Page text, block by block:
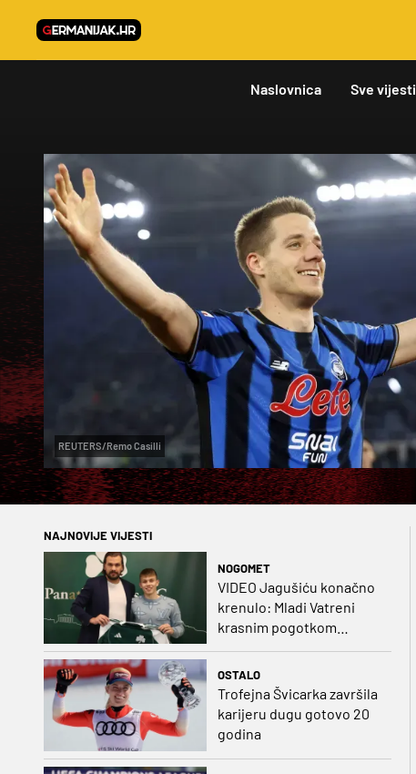
Naslovnica Sve vijesti
REUTERS/Remo Casilli
NAJNOVIJE VIJESTI
NOGOMET
VIDEO Jagušiću konačno
krenulo: Mladi Vatreni
krasnim pogotkom
OSTALO
Trofejna Švicarka završila
karijeru dugu gotovo 20
godina